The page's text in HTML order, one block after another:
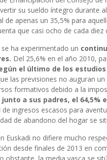
su sueldo íntegro durante
de apenas un 35,5% para
que casi ocho de cada
ha experimentado un
Del 25,6% en el año 2010,
el último de los
las previsiones no auguran
formativos debido a la
a sus padres, el 64,5%
ingresos escasos para
de abandono del hogar se
Euskadi no difiere mucho
desde finales de 2013 en